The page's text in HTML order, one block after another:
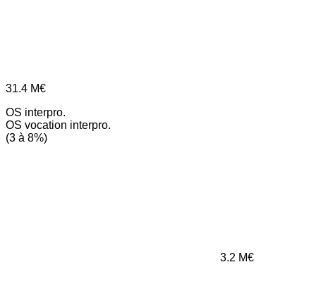
31.4 M€
OS interpro.
OS vocation interpro.
(3 à 8%)
3.2 M€